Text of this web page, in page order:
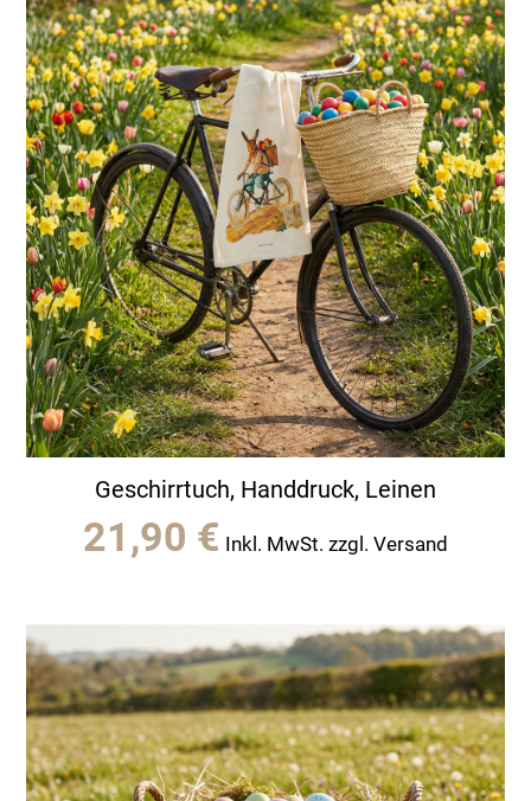
Geschirrtuch, Handdruck, Leinen
21,90 € Inkl. MwSt. zzgl. Versand